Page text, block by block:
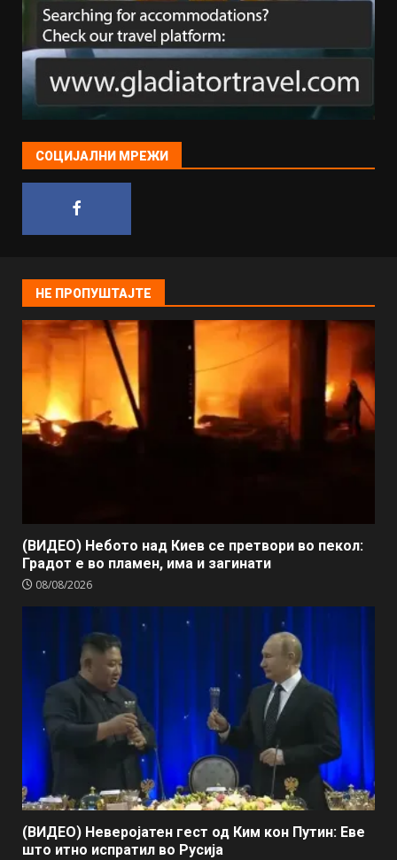
СОЦИЈАЛНИ МРЕЖИ
НЕ ПРОПУШТАЈТЕ
(ВИДЕО) Небото над Киев се претвори во пекол:
Градот е во пламен, има и загинати
08/08/2026
(ВИДЕО) Неверојатен гест од Ким кон Путин: Еве
што итно испратил во Русија